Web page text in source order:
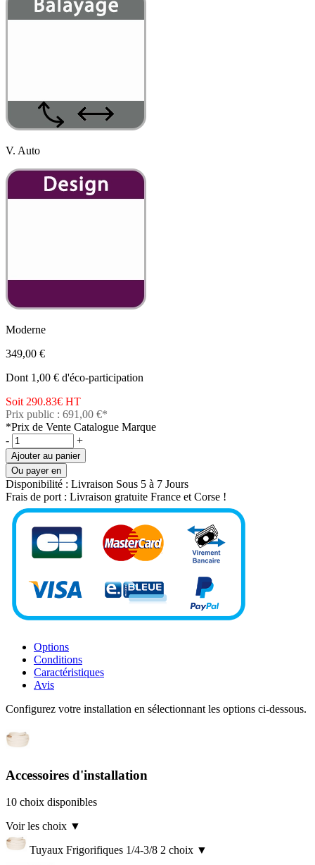
V. Auto
Moderne
349,00 €
Dont 1,00 € d'éco-participation
Soit 290.83€ HT
Prix public : 691,00 €*
*Prix de Vente Catalogue Marque
-
+
Ajouter au panier
Ou payer en
Disponibilité : Livraison Sous 5 à 7 Jours
Frais de port : Livraison gratuite France et Corse !
Options
Conditions
Caractéristiques
Avis
Configurez votre installation en sélectionnant les options ci-dessous.
Accessoires d'installation
10 choix disponibles
Voir les choix ▼
Tuyaux Frigorifiques 1/4-3/8 2 choix ▼